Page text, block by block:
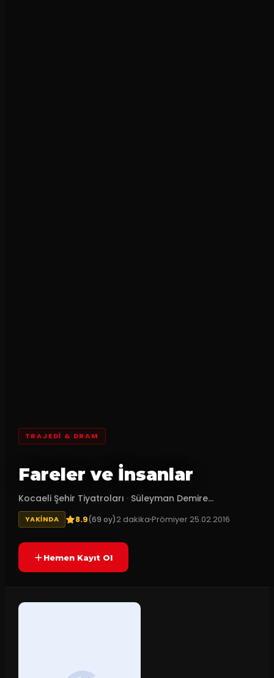
TRAJEDI & DRAM
Fareler ve İnsanlar
Kocaeli Şehir Tiyatroları · Süleyman Demire...
YAKINDA 8.9(69 oy)2 dakikaPrömiyer 25.02.2016
Hemen Kayıt Ol